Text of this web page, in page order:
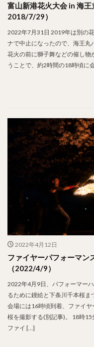
富山新港花火大会 in 海
2018/7/29）
2022年7月31日 2019年は別の
ナで中止になったので、海王丸
花火の前に獅子舞などの催し
うことで、約2時間の18時頃に
2022年4月12日
ファイヤーパフォーマン
（2022/4/9）
2022年4月9日、パフォーマー
るために鏝絵と下条川千本桜ま
会場には16時頃到着、ファイ
桜を撮影する(別記事)。 18時
ファイ […]